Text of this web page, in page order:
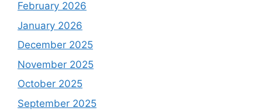
February 2026
January 2026
December 2025
November 2025
October 2025
September 2025